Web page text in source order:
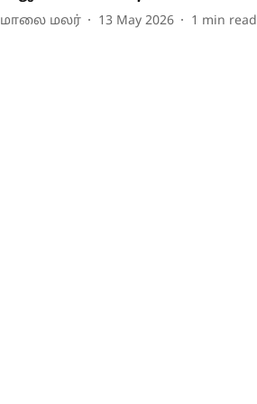
மாலை மலர் 13 May 2026 1 min read